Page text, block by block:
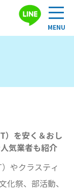
）を安く＆おし
気業者も紹介
やクラスティ
化祭、部活動、